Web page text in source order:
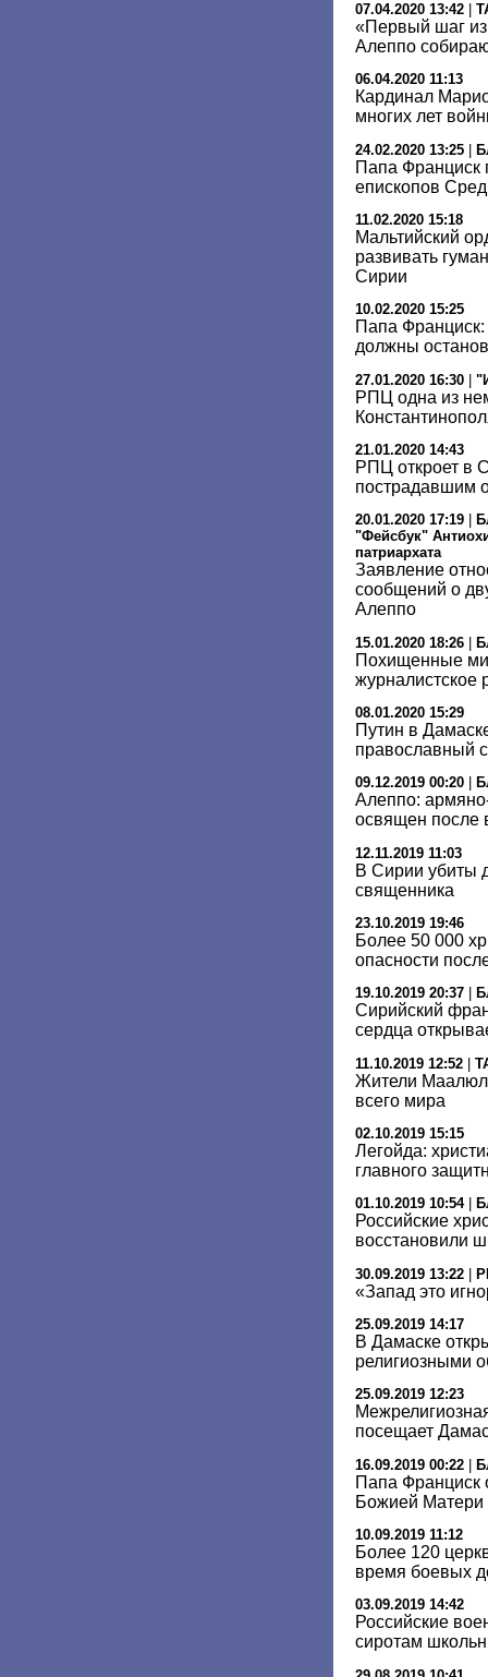
07.04.2020 13:42
«Первый шаг
Алеппо
06.04.2020 11:13
Кардинал
многих лет
24.02.2020 13:25 |
Папа Франциск
епископов
11.02.2020 15:18
Мальтийский
развивать
Сирии
10.02.2020 15:25
Папа
должны
27.01.2020 16:30 |
РПЦ одна из
21.01.2020 14:43
РПЦ откроет в
пострадавшим
20.01.2020 17:19
"Фейсбук"
патриархата
Заявление
сообщений о
Алеппо
15.01.2020 18:26 |
Похищенные
журналистское
08.01.2020 15:29
Путин в
православный
09.12.2019 00:20
Алеппо:
освящен после
12.11.2019 11:03
В Сирии убиты
священника
23.10.2019 19:46
Более 50 000
опасности
19.10.2019 20:37
Сирийский
сердца
11.10.2019 12:52 |
Жители
всего мира
02.10.2019 15:15
Легойда:
главного
01.10.2019 10:54|
Российские
восстановили
30.09.2019 13:22 |
«Запад это
25.09.2019 14:17
В Дамаске
религиозными
25.09.2019 12:23
посещает
16.09.2019 00:22 |
Папа Франциск
Божией Матери
10.09.2019 11:12
Более 120
время боевых
03.09.2019 14:42
Российские
сиротам